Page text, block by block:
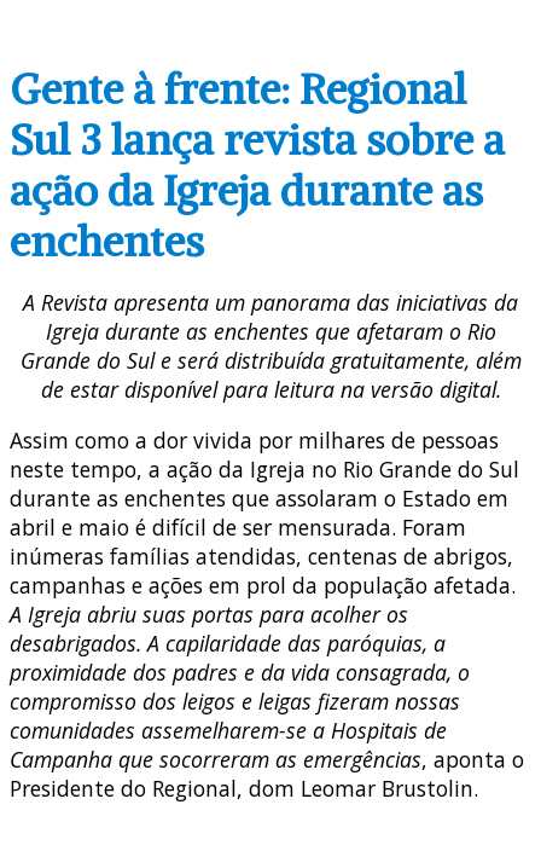
Gente à frente: Regional
Sul 3 lança revista sobre a
ação da Igreja durante as
enchentes
A Revista apresenta um panorama das iniciativas da
Igreja durante as enchentes que afetaram o Rio
Grande do Sul e será distribuída gratuitamente, além
de estar disponível para leitura na versão digital.
Assim como a dor vivida por milhares de pessoas
neste tempo, a ação da Igreja no Rio Grande do Sul
durante as enchentes que assolaram o Estado em
abril e maio é difícil de ser mensurada. Foram
inúmeras famílias atendidas, centenas de abrigos,
campanhas e ações em prol da população afetada.
A Igreja abriu suas portas para acolher os
desabrigados. A capilaridade das paróquias, a
proximidade dos padres e da vida consagrada, o
compromisso dos leigos e leigas fizeram nossas
comunidades assemelharem-se a Hospitais de
Campanha que socorreram as emergências, aponta o
Presidente do Regional, dom Leomar Brustolin.